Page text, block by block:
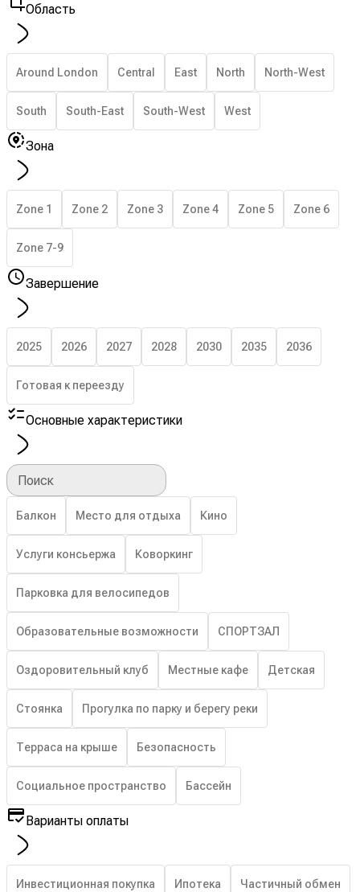
Область
Around London Central East North North-West
South South-East South-West West
Зона
Zone 1 Zone 2 Zone 3 Zone 4 Zone 5 Zone 6
Zone 7-9
Завершение
2025 2026 2027 2028 2030 2035 2036
Готовая к переезду
Основные характеристики
Поиск
Балкон Место для отдыха Кино
Услуги консьержа Коворкинг
Парковка для велосипедов
Образовательные возможности СПОРТЗАЛ
Оздоровительный клуб Местные кафе Детская
Стоянка Прогулка по парку и берегу реки
Терраса на крыше Безопасность
Социальное пространство Бассейн
Варианты оплаты
Инвестиционная покупка Ипотека Частичный обмен